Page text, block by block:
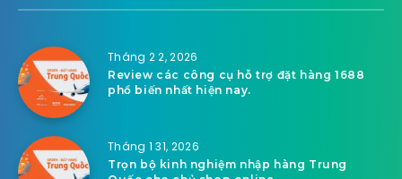
Tháng 2 2, 2026
Review các công cụ hỗ trợ đặt hàng 1688
phổ biến nhất hiện nay.
Tháng 1 31, 2026
Trọn bộ kinh nghiệm nhập hàng Trung